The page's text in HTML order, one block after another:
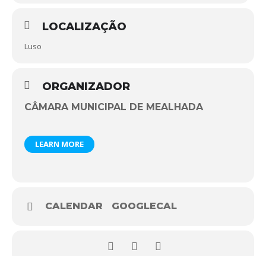
LOCALIZAÇÃO
Luso
ORGANIZADOR
CÂMARA MUNICIPAL DE MEALHADA
LEARN MORE
CALENDAR GOOGLECAL